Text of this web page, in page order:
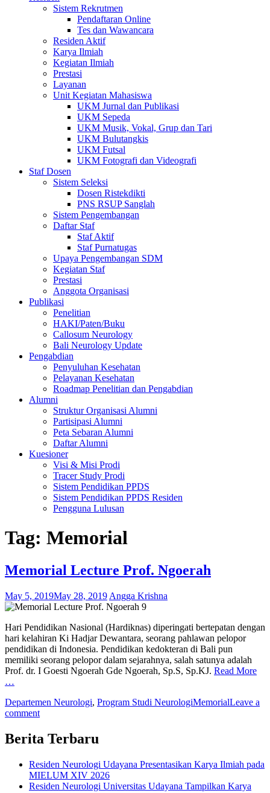
Sistem Rekrutmen
Pendaftaran Online
Tes dan Wawancara
Residen Aktif
Karya Ilmiah
Kegiatan Ilmiah
Prestasi
Layanan
Unit Kegiatan Mahasiswa
UKM Jurnal dan Publikasi
UKM Sepeda
UKM Musik, Vokal, Grup dan Tari
UKM Bulutangkis
UKM Futsal
UKM Fotografi dan Videografi
Staf Dosen
Sistem Seleksi
Dosen Ristekdikti
PNS RSUP Sanglah
Sistem Pengembangan
Daftar Staf
Staf Aktif
Staf Purnatugas
Upaya Pengembangan SDM
Kegiatan Staf
Prestasi
Anggota Organisasi
Publikasi
Penelitian
HAKI/Paten/Buku
Callosum Neurology
Bali Neurology Update
Pengabdian
Penyuluhan Kesehatan
Pelayanan Kesehatan
Roadmap Penelitian dan Pengabdian
Alumni
Struktur Organisasi Alumni
Partisipasi Alumni
Peta Sebaran Alumni
Daftar Alumni
Kuesioner
Visi & Misi Prodi
Tracer Study Prodi
Sistem Pendidikan PPDS
Sistem Pendidikan PPDS Residen
Pengguna Lulusan
Tag: Memorial
Memorial Lecture Prof. Ngoerah
May 5, 2019May 28, 2019 Angga Krishna
Hari Pendidikan Nasional (Hardiknas) diperingati bertepatan dengan
hari kelahiran Ki Hadjar Dewantara, seorang pahlawan pelopor
pendidikan di Indonesia. Pendidikan kedokteran di Bali pun
memiliki seorang pelopor dalam sejarahnya, salah satunya adalah
Prof. dr. I Goesti Ngoerah Gde Ngoerah, Sp.S, Sp.KJ. Read More
…
Departemen Neurologi, Program Studi NeurologiMemorialLeave a
comment
Berita Terbaru
Residen Neurologi Udayana Presentasikan Karya Ilmiah pada
MIELUM XIV 2026
Residen Neurologi Universitas Udayana Tampilkan Karya